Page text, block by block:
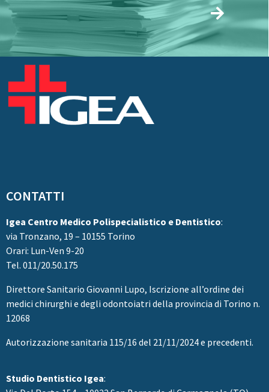
CONTATTI
Igea Centro Medico Polispecialistico e Dentistico:
via Tronzano, 19 – 10155 Torino
Orari: Lun-Ven 9-20
Tel. 011/20.50.175
Direttore Sanitario Giovanni Lupo, Iscrizione all’ordine dei
medici chirurghi e degli odontoiatri della provincia di Torino n.
12068
Autorizzazione sanitaria 115/16 del 21/11/2024 e precedenti.
Studio Dentistico Igea: